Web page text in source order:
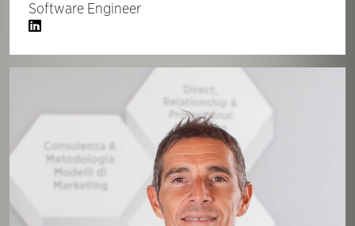
Software Engineer